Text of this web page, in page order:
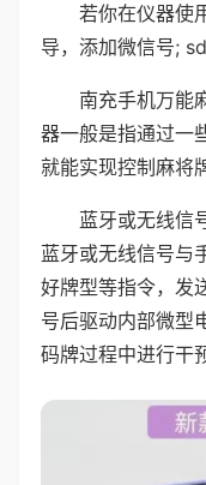
若你在仪器使
导，添加微信号;
南充手机万能
器一般是指通过一
就能实现控制麻将
蓝牙或无线信
蓝牙或无线信号与
好牌型等指令，发
号后驱动内部微型
码牌过程中进行干